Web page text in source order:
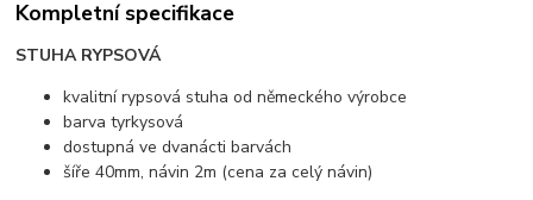
Kompletní specifikace
STUHA RYPSOVÁ
kvalitní rypsová stuha od německého výrobce
barva tyrkysová
dostupná ve dvanácti barvách
šíře 40mm, návin 2m (cena za celý návin)